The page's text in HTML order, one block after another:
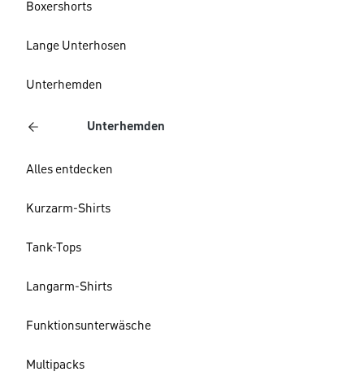
Boxershorts
Lange Unterhosen
Unterhemden
Unterhemden
Alles entdecken
Kurzarm-Shirts
Tank-Tops
Langarm-Shirts
Funktionsunterwäsche
Multipacks